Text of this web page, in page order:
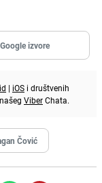
izvore
| iOS i društvenih
ViberChata.
Čović